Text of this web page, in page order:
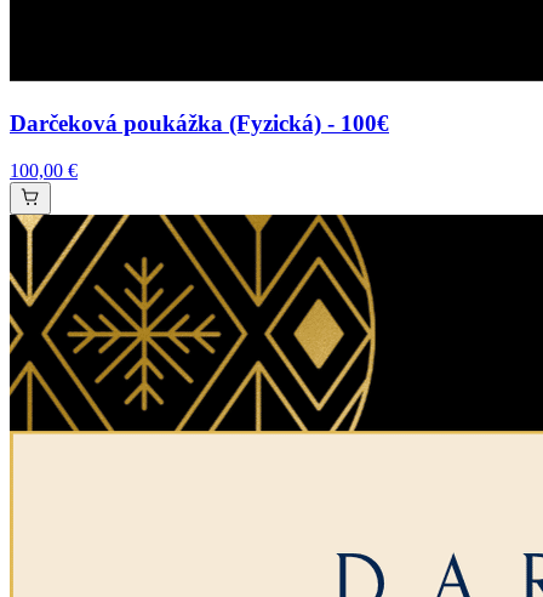
Darčeková poukážka (Fyzická) - 100€
100,00 €